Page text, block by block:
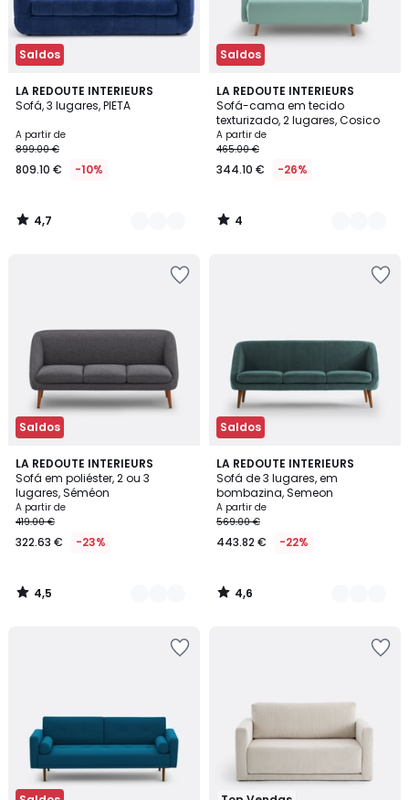
Saldos
LA REDOUTE INTERIEURS
Sofá, 3 lugares, PIETA
A partir de
899.00 €
809.10 € -10%
4,7
/ 5
2
Cores
4,7
/
Saldos
LA REDOUTE INTERIEURS
Sofá-cama em tecido
texturizado, 2 lugares, Cosico
A partir de
465.00 €
344.10 € -26%
4
/
5
2
Cores
4
/
Saldos
LA REDOUTE INTERIEURS
Sofá em poliéster, 2 ou 3
lugares, Séméon
A partir de
419.00 €
322.63 € -23%
4,5
/ 5
5
Cores
4,5
/
Saldos
LA REDOUTE INTERIEURS
Sofá de 3 lugares, em
bombazina, Semeon
A partir de
569.00 €
443.82 € -22%
4,6
/ 5
3
Cores
4,6
/